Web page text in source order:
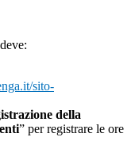
sito-
della
” per registrare le ore